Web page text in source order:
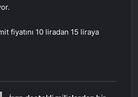
fiyatını 10 liradan 15 liraya